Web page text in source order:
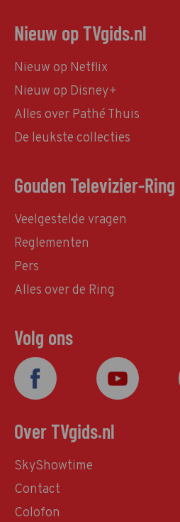
Nieuw op TVgids.nl
Nieuw op Netflix
Nieuw op Disney+
Alles over Pathé Thuis
De leukste collecties
Gouden Televizier-Ring
Veelgestelde vragen
Reglementen
Pers
Alles over de Ring
Volg ons
Over TVgids.nl
SkyShowtime
Contact
Colofon